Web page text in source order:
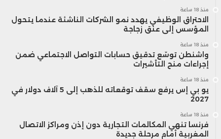
منذ 18 ساعة
الاحتراق الوظيفي يهدد نمو الشركات الناشئة عندما يتحول
المؤسس إلى عنق زجاجة
منذ 18 ساعة
واشنطن توسّع تدقيق حسابات التواصل الاجتماعي ضمن
إجراءات منح التأشيرات
منذ 18 ساعة
يو بي إس يرفع سقف توقعاته للذهب إلى 5 آلاف دولار في
2027
منذ 18 ساعة
فرنسا تنهي المكالمات التجارية دون إذن ومراكز الاتصال
المغربية أمام مرحلة جديدة